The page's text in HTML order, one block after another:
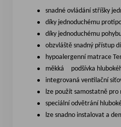
snadné ovládání stříšky
díky jednoduchému
díky jednoduchému
obzvláště snadný přístup
hypoalergenní matrace
měkká podšívka
integrovaná ventilační
lze použít samostatně pro
speciální odvětrání
lze snadno instalovat a